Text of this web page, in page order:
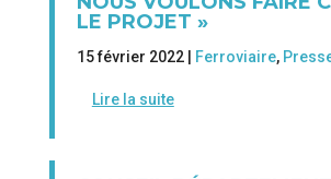
LE PROJET »
15 février 2022 | Ferroviaire,
Lire la suite